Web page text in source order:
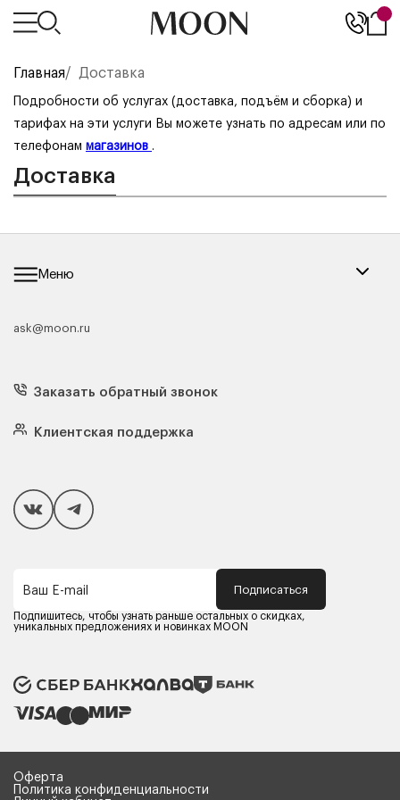
Главная/ Доставка
Подробности об услугах (доставка, подъём и сборка) и
тарифах на эти услуги Вы можете узнать по адресам или по
телефонам магазинов .
Доставка
Меню
Каталог мебели
Кресла
Матрасы
Подушки
Чехлы и наматрасники
Покупателям
Способы оплаты
Компания MOON
Оферта
Политика конфиденциальности
Карьера в MOON
ask@moon.ru
Заказать обратный звонок
Клиентская поддержка
Ваш E-mail Подписаться
Подпишитесь, чтобы узнать раньше остальных о скидках,
уникальных предложениях и новинках MOON
Оферта
Политика конфиденциальности